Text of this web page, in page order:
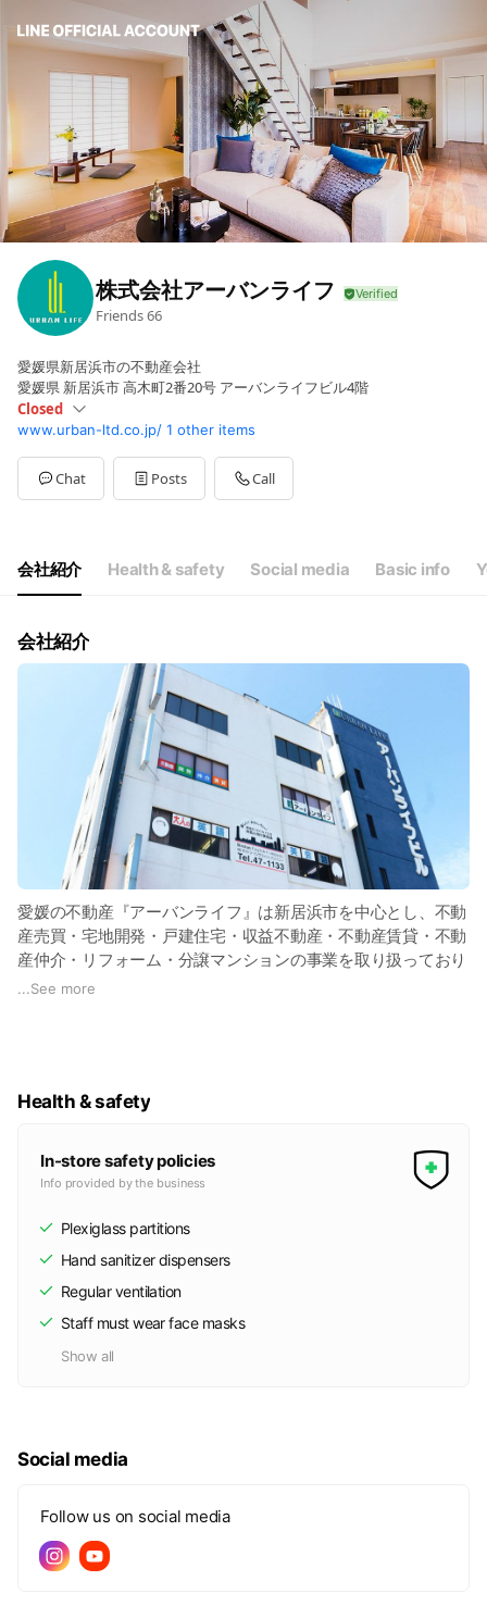
株式会社アーバンライフ
Friends66
愛媛県新居浜市の不動産会社
愛媛県 新居浜市 高木町2番20号 アーバンライフビル4階
Closed
SunClosed
Mon09:00 - 17:20
Tue09:00 - 17:20
Wed09:00 - 17:20
Sat09:00 - 17:20
休業日：土曜（不定休）日曜祝日・年末年始・GW・お盆・地方祭
www.urban-ltd.co.jp/ 1 other items
Chat Posts Call
会社紹介 Health & safety Social media Basic info
会社紹介
愛媛の不動産『アーバンライフ』は新居浜市を中心とし、不動
産売買・宅地開発・戸建住宅・収益不動産・不動産賃貸・不動
産仲介・リフォーム・分譲マンションの事業を取り扱っており
ます。
...See more
Health & safety
In-store safety policies
Info provided by the business
Plexiglass partitions
Hand sanitizer dispensers
Regular ventilation
Staff must wear face masks
Show all
Social media
Follow us on social media